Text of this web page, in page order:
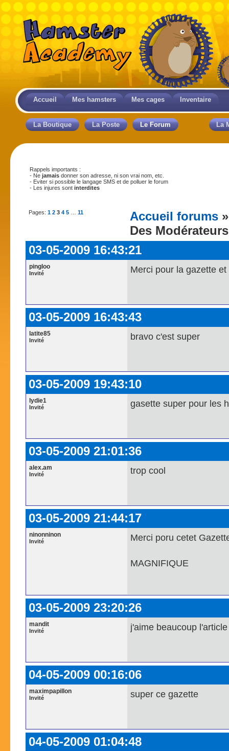
Accueil Mes hamsters Mes cages Inventaire
La Boutique La Poste Le Forum La
Rappels importants :
- Ne jamais donner son adresse, ni son vrai nom, etc.
- Eviter si possible le langage SMS et de polluer le forum
- Les injures sont interdites
Pages: 1 2 3 4 5 11 Accueil forums
Des
03-05-2009 16:43:21
pingloo
Invité Merci pour la gazette
03-05-2009 16:43:43
latite85
Invité bravo c'est super
03-05-2009 19:43:10
lydie1
Invité gasette super pour les
03-05-2009 21:01:36
alex.am
Invité trop cool
03-05-2009 21:44:17
ninonninon
Invité Merci poru cetet
MAGNIFIQUE
03-05-2009 23:20:26
mandit
Invité j'aime beaucoup
04-05-2009 00:16:06
maximpapillon
Invité super ce gazette
04-05-2009 01:04:48